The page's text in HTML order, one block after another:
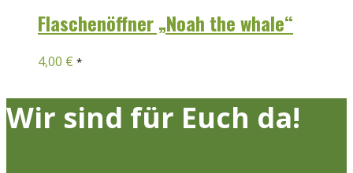
Flaschenöffner „Noah the whale“
4,00 € *
Wir sind für Euch da!